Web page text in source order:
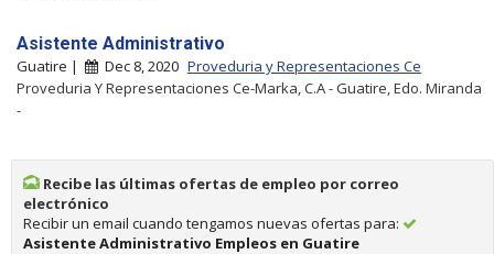
Asistente Administrativo
Guatire | Dec 8, 2020 Proveduria y Representaciones Ce
Proveduria Y Representaciones Ce-Marka, C.A - Guatire, Edo. Miranda
-
Recibe las últimas ofertas de empleo por correo
electrónico
Recibir un email cuando tengamos nuevas ofertas para:
Asistente Administrativo Empleos en Guatire